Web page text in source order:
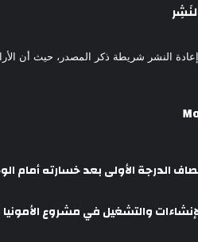
النشر شريطة ذكر المصدر، حيث أن
الدرجة الأولى بعد خسارته أمام
والتشغيل في مشروع الأمونيا